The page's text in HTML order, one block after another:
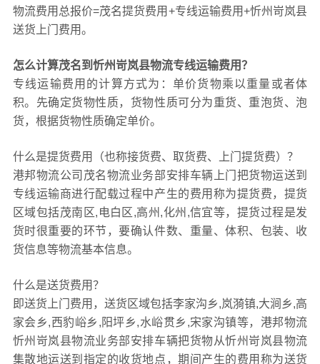
物流费用总报价=茂名提货费用+专线运输费用+忻州岢岚县
送货上门费用。
怎么计算茂名到忻州岢岚县物流专线运输费用？
专线运输费用的计算方式为：单价货物乘以重量或者体
积。先确定货物性质，货物性质可分为重货、重泡货、泡
货，根据货物性质确定单价。
什么是提货费用（也称接货费、取货费、上门提货费）？
港邦物流公司茂名物流业务部安排车辆上门把货物运送到
专线运输商进行配载过程中产生的费用称为提货费，提货
区域包括茂南区,电白区,高州,化州,信宜等，提货过程是发
货时很重要的环节，要确认件数、重量、体积、包装、收
货信息等物流基本信息。
什么是送货费用？
即送货上门费用，送货区域包括李家沟乡,岚漪镇,大涧乡,高
家会乡,西豹峪乡,阳坪乡,水峪贯乡,宋家沟镇等，港邦物流
忻州岢岚县物流业务部安排车辆把货物从忻州岢岚县物流
集散地运送到指定的收货地点，期间产生的费用称为送货